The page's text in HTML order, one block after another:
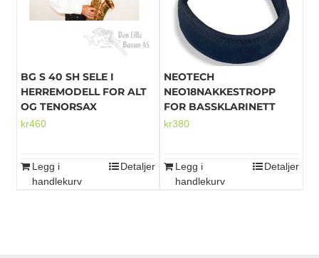
kan
velges
på
BG S 40 SH SELE I
HERREMODELL FOR ALT
OG TENORSAX
kr460
Legg i
handlekurv
Detaljer
NEOTECH
NEO18NAKKESTROPP
FOR BASSKLARINETT
kr380
Legg i
handlekurv
Detaljer